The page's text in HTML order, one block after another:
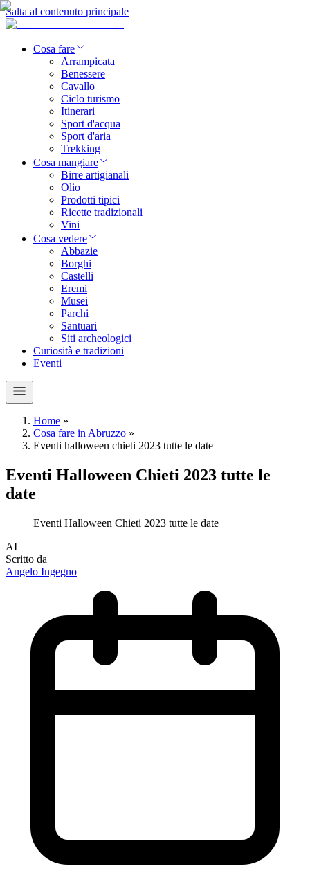
Salta al contenuto principale
Cosa fare
Arrampicata
Benessere
Cavallo
Ciclo turismo
Itinerari
Sport d'acqua
Sport d'aria
Trekking
Cosa mangiare
Birre artigianali
Olio
Prodotti tipici
Ricette tradizionali
Vini
Cosa vedere
Abbazie
Borghi
Castelli
Eremi
Musei
Parchi
Santuari
Siti archeologici
Curiosità e tradizioni
Eventi
Home »
Cosa fare in Abruzzo »
Eventi halloween chieti 2023 tutte le date
Eventi Halloween Chieti 2023 tutte le
date
Eventi Halloween Chieti 2023 tutte le date
AI
Scritto da
Angelo Ingegno